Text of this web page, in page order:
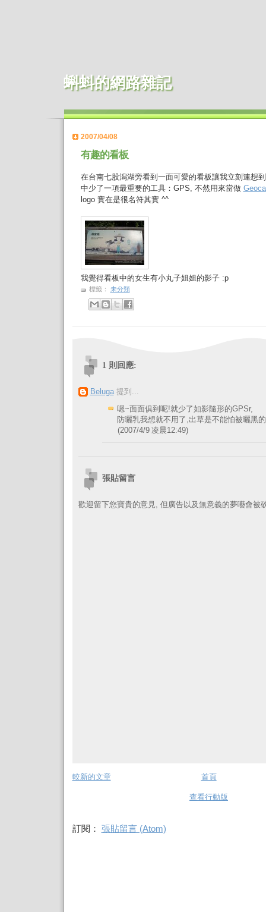
蝌蚪的網路雜記
2007/04/08
有趣的看板
在台南七股潟湖旁看到一面可愛的看板讓我立刻連想
中少了一項最重要的工具：GPS, 不然用來當做
logo 實在是很名符其實 ^^
我覺得看板中的女生有小丸子姐姐的影子 :p
標籤： 未分類
1 則回應:
Beluga提到...
嗯~面面俱到呢!就少了如影隨形的GPSr,
防曬乳我想就不用了,出草是不能怕被曬黑的
(2007/4/9 凌晨12:49)
張貼留言
歡迎留下您寶貴的意見, 但廣告以及無意義的夢囈會被
較新的文章 首頁
查看行動版
訂閱： 張貼留言 (Atom)